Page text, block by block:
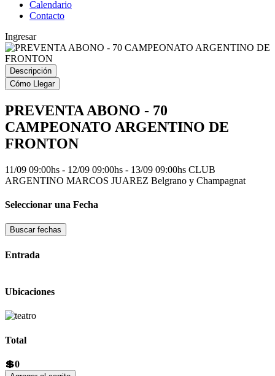
Calendario
Contacto
Ingresar
Descripción
Cómo Llegar
PREVENTA ABONO - 70
CAMPEONATO ARGENTINO DE
FRONTON
11/09 09:00hs - 12/09 09:00hs - 13/09 09:00hs CLUB
ARGENTINO MARCOS JUAREZ Belgrano y Champagnat
Seleccionar una Fecha
Buscar fechas
Entrada
Ubicaciones
Total
💲0